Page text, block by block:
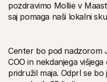
pozdravimo Mollie v
saj pomaga naši lokalni
Center bo pod nadzorom
COO in nekdanjega
pridružil maja. Odprl se bo